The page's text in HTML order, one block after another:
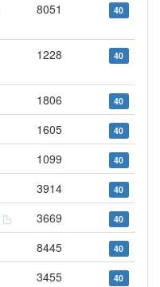
8051 40
1228 40
1806 40
1605 40
1099 40
3914 40
3669 40
8445 40
3455 40